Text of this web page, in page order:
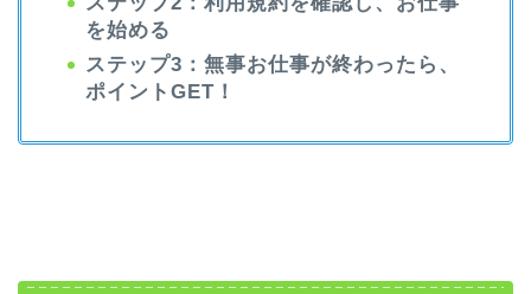
を始める
ステップ3：無事お仕事が終わったら、
ポイントGET！